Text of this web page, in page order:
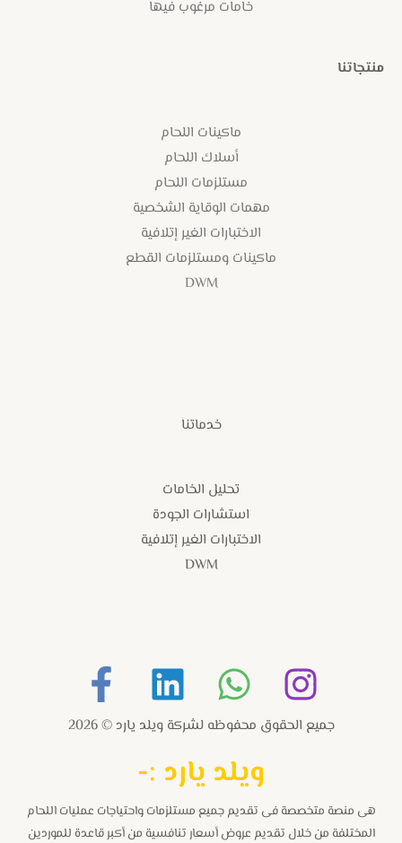
خامات مرغوب فيها
منتجاتنا
ماكينات اللحام
أسلاك اللحام
مستلزمات اللحام
مهمات الوقاية الشخصية
الاختبارات الغير إتلافية
ماكينات ومستلزمات القطع
DWM
خدماتنا
تحليل الخامات
استشارات الجودة
الاختبارات الغير إتلافية
DWM
جميع الحقوق محفوظه لشركة ويلد يارد © 2026
ويلد يارد :-
هى منصة متخصصة فى تقديم جميع مستلزمات واحتياجات عمليات اللحام
المختلفة من خلال تقديم عروض أسعار تنافسية من أكبر قاعدة للموردين